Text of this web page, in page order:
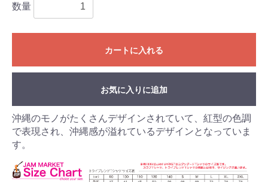
数量
カートに入れる
お気に入りに追加
沖縄のモノがたくさんデザインされていて、紅型の色調
で表現され、沖縄感が溢れているデザインとなっていま
す。